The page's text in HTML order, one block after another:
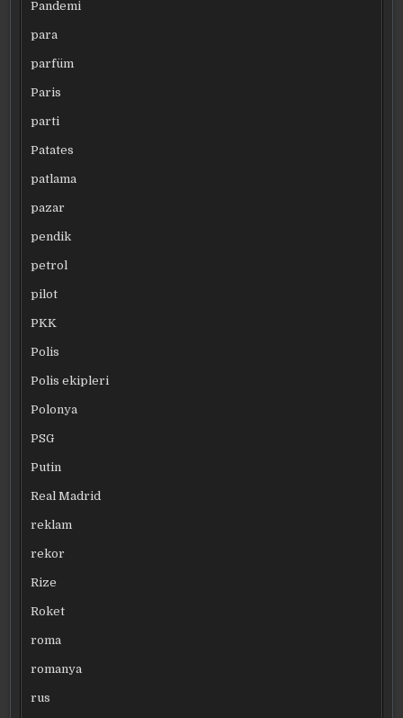
Pandemi
para
parfüm
Paris
parti
Patates
patlama
pazar
pendik
petrol
pilot
PKK
Polis
Polis ekipleri
Polonya
PSG
Putin
Real Madrid
reklam
rekor
Rize
Roket
roma
romanya
rus